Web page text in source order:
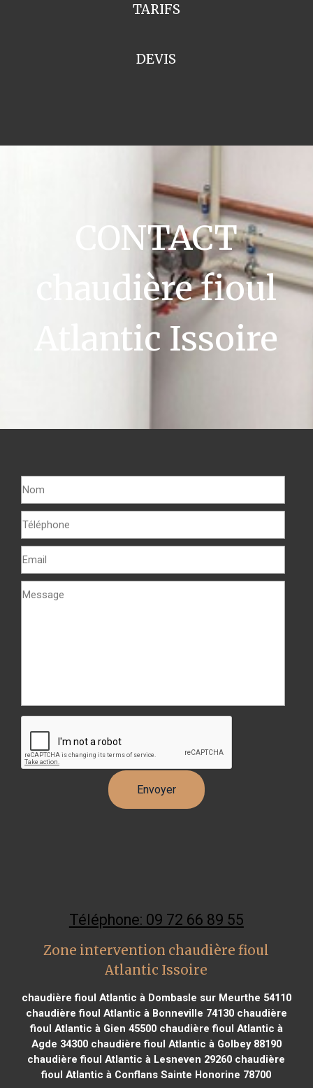
TARIFS
DEVIS
CONTACT
chaudière fioul
Atlantic Issoire
Téléphone: 09 72 66 89 55
Zone intervention chaudière fioul
Atlantic Issoire
chaudière fioul Atlantic à Dombasle sur Meurthe 54110
chaudière fioul Atlantic à Bonneville 74130chaudière
fioul Atlantic à Gien 45500chaudière fioul Atlantic à
Agde 34300chaudière fioul Atlantic à Golbey 88190
chaudière fioul Atlantic à Lesneven 29260 chaudière
fioul Atlantic à Conflans Sainte Honorine 78700